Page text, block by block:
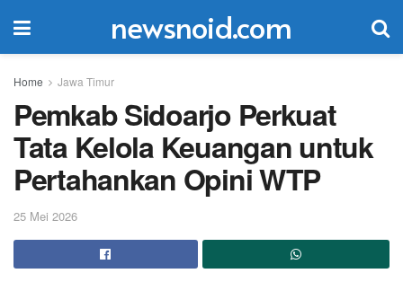
newsnoid.com
Home Jawa Timur
Pemkab Sidoarjo Perkuat
Tata Kelola Keuangan untuk
Pertahankan Opini WTP
25 Mei 2026